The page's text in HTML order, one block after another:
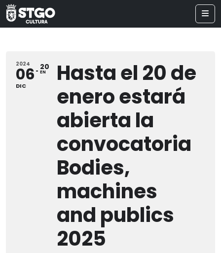
2024
06
DIC
20
EN
Hasta el 20 de
enero estará
abierta la
convocatoria
Bodies,
machines
and publics
2025